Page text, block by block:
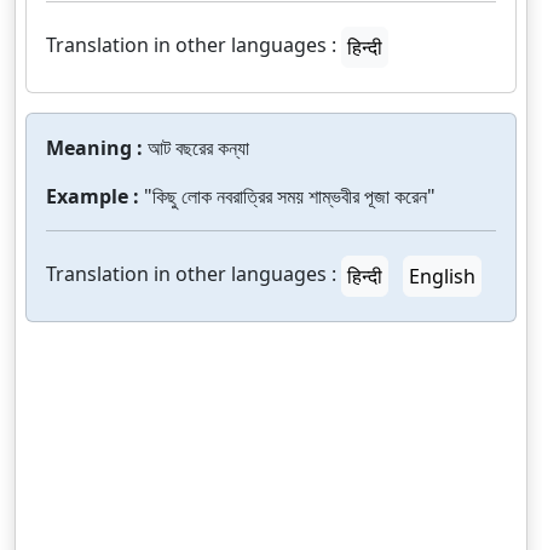
Translation in other languages : हिन्दी
Meaning : আট বছরের কন্যা
Example : "কিছু লোক নবরাত্রির সময় শাম্ভবীর পূজা করেন"
Translation in other languages : हिन्दी English